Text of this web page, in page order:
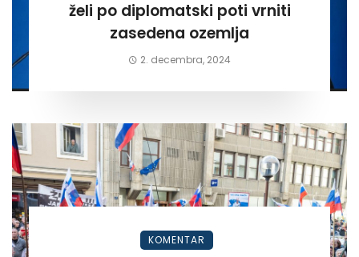
želi po diplomatski poti vrniti
zasedena ozemlja
2. decembra, 2024
KOMENTAR